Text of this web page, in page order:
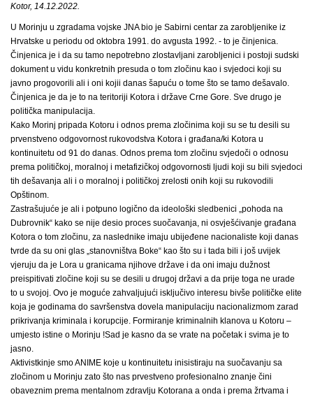
Kotor, 14.12.2022.
U Morinju u zgradama vojske JNA bio je Sabirni centar za zarobljenike iz
Hrvatske u periodu od oktobra 1991. do avgusta 1992. - to je činjenica.
Činjenica je i da su tamo nepotrebno zlostavljani zarobljenici i postoji sudski
dokument u vidu konkretnih presuda o tom zločinu kao i svjedoci koji su
javno progovorili ali i oni kojii danas šapuću o tome što se tamo dešavalo.
Činjenica je da je to na teritoriji Kotora i države Crne Gore. Sve drugo je
politička manipulacija.
Kako Morinj pripada Kotoru i odnos prema zločinima koji su se tu desili su
prvenstveno odgovornost rukovodstva Kotora i građana/ki Kotora u
kontinuitetu od 91 do danas. Odnos prema tom zločinu svjedoči o odnosu
prema političkoj, moralnoj i metafizičkoj odgovornosti ljudi koji su bili svjedoci
tih dešavanja ali i o moralnoj i političkoj zrelosti onih koji su rukovodili
Opštinom.
Zastrašujuće je ali i potpuno logično da ideološki sledbenici „pohoda na
Dubrovnik“ kako se nije desio proces suočavanja, ni osvješćivanje građana
Kotora o tom zločinu, za naslednike imaju ubijeđene nacionaliste koji danas
tvrde da su oni glas „stanovništva Boke“ kao što su i tada bili i još uvijek
vjeruju da je Lora u granicama njihove države i da oni imaju dužnost
preispitivati zločine koji su se desili u drugoj državi a da prije toga ne urade
to u svojoj. Ovo je moguće zahvaljujući isključivo interesu bivše političke elite
koja je godinama do savršenstva dovela manipulaciju nacionalizmom zarad
prikrivanja kriminala i korupcije. Formiranje kriminalnih klanova u Kotoru –
umjesto istine o Morinju !Sad je kasno da se vrate na početak i svima je to
jasno.
Aktivistkinje smo ANIME koje u kontinuitetu inisistiraju na suočavanju sa
zločinom u Morinju zato što nas prvestveno profesionalno znanje čini
obaveznim prema mentalnom zdravlju Kotorana a onda i prema žrtvama i